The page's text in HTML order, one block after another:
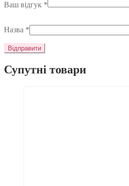
Ваш відгук *
Назва *
Супутні товари